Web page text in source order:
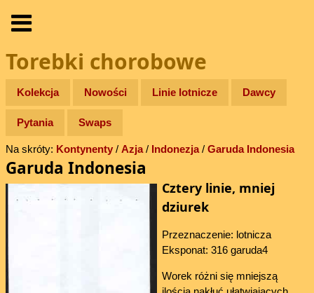
Torebki chorobowe
Kolekcja Nowości Linie lotnicze Dawcy
Pytania Swaps
Na skróty: Kontynenty/ Azja/ Indonezja/ Garuda Indonesia
Garuda Indonesia
Cztery linie, mniej
dziurek
Przeznaczenie: lotnicza
Eksponat: 316 garuda4
Worek różni się mniejszą